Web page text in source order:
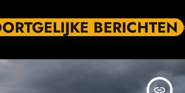
BERICHTEN
insert_link